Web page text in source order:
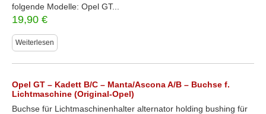
folgende Modelle: Opel GT...
19,90 €
Weiterlesen
Opel GT – Kadett B/C – Manta/Ascona A/B – Buchse f.
Lichtmaschine (Original-Opel)
Buchse für Lichtmaschinenhalter alternator holding bushing für